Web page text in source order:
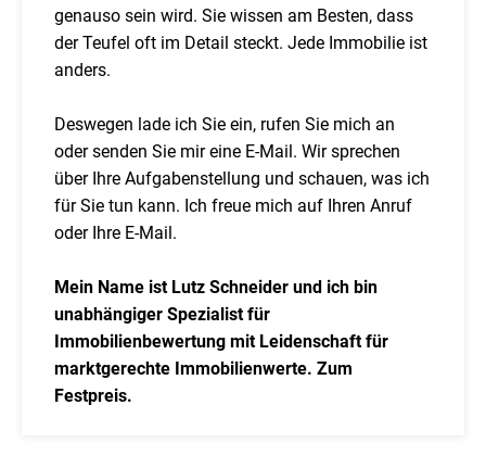
genauso sein wird. Sie wissen am Besten, dass
der Teufel oft im Detail steckt. Jede Immobilie ist
anders.
Deswegen lade ich Sie ein, rufen Sie mich an
oder senden Sie mir eine E-Mail. Wir sprechen
über Ihre Aufgabenstellung und schauen, was ich
für Sie tun kann. Ich freue mich auf Ihren Anruf
oder Ihre E-Mail.
Mein Name ist Lutz Schneider und ich bin
unabhängiger Spezialist für
Immobilienbewertung mit Leidenschaft für
marktgerechte Immobilienwerte. Zum
Festpreis.